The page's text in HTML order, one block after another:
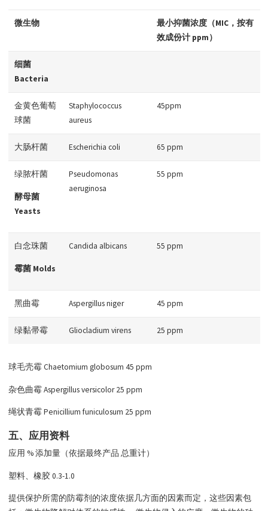
微生物 最小抑菌浓度（MIC，按有
效成份计 ppm）
细菌
Bacteria
金黄色葡萄
球菌
Staphylococcus
aureus
45ppm
大肠杆菌 Escherichia coli 65 ppm
绿脓杆菌
酵母菌
Yeasts
Pseudomonas
aeruginosa
55 ppm
白念珠菌
霉菌 Molds
Candida albicans 55 ppm
黑曲霉 Aspergillus niger 45 ppm
绿黏帚霉 Gliocladium virens 25 ppm
球毛壳霉 Chaetomium globosum 45 ppm
杂色曲霉 Aspergillus versicolor 25 ppm
绳状青霉 Penicillium funiculosum 25 ppm
五、应用资料
应用 % 添加量（依据最终产品 总重计）
塑料、橡胶 0.3-1.0
提供保护所需的防霉剂的浓度依据几方面的因素而定，这些因素包